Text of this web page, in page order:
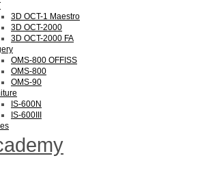
3D OCT-1 Maestro
3D OCT-2000
3D OCT-2000 FA
OMS-800 OFFISS
OMS-800
OMS-90
IS-600N
IS-600III